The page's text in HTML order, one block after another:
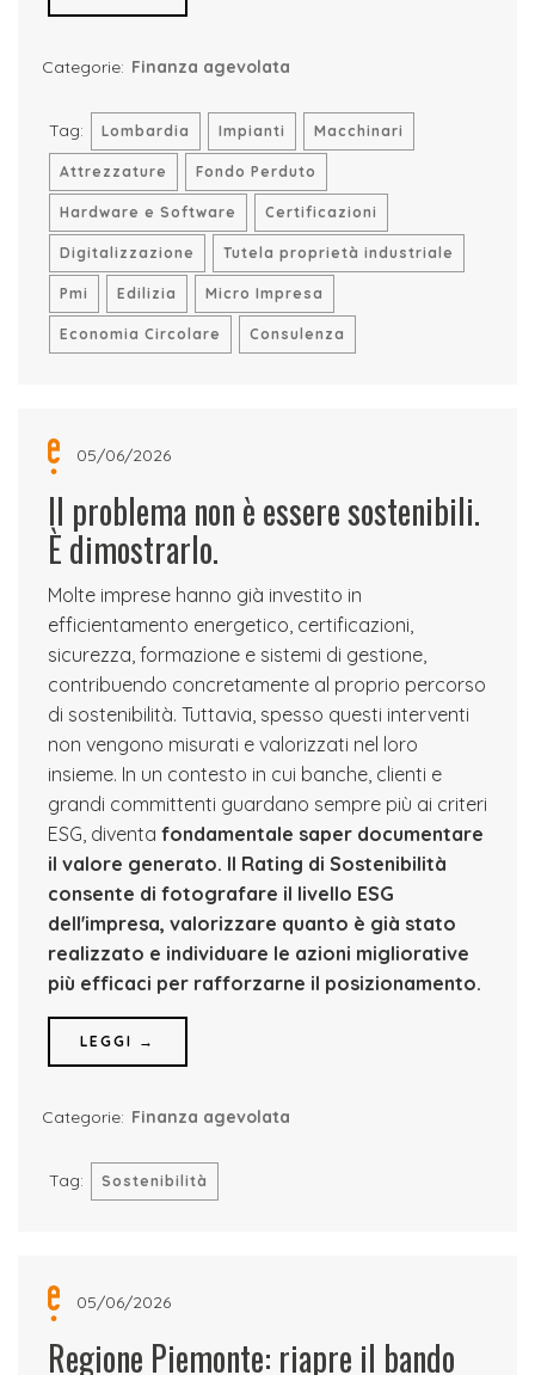
Categorie: Finanza agevolata
Tag: Lombardia Impianti Macchinari
Attrezzature Fondo Perduto
Hardware e Software Certificazioni
Digitalizzazione Tutela proprietà industriale
Pmi Edilizia Micro Impresa
Economia Circolare Consulenza
05/06/2026
Il problema non è essere sostenibili.
È dimostrarlo.
Molte imprese hanno già investito in
efficientamento energetico, certificazioni,
sicurezza, formazione e sistemi di gestione,
contribuendo concretamente al proprio percorso
di sostenibilità. Tuttavia, spesso questi interventi
non vengono misurati e valorizzati nel loro
insieme. In un contesto in cui banche, clienti e
grandi committenti guardano sempre più ai criteri
ESG, diventa fondamentale saper documentare
il valore generato. Il Rating di Sostenibilità
consente di fotografare il livello ESG
dell'impresa, valorizzare quanto è già stato
realizzato e individuare le azioni migliorative
più efficaci per rafforzarne il posizionamento.
LEGGI →
Categorie: Finanza agevolata
Tag: Sostenibilità
05/06/2026
Regione Piemonte: riapre il bando